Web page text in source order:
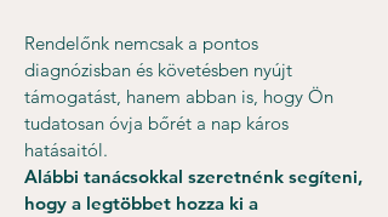
Rendelőnk nemcsak a pontos
diagnózisban és követésben nyújt
támogatást, hanem abban is, hogy Ön
tudatosan óvja bőrét a nap káros
hatásaitól.
Alábbi tanácsokkal szeretnénk segíteni,
hogy a legtöbbet hozza ki a